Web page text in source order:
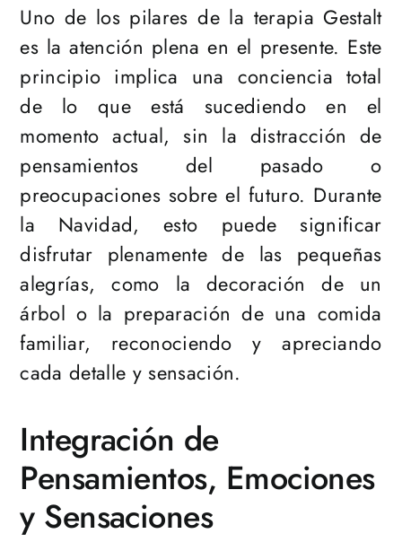
Uno de los pilares de la terapia Gestalt
es la atención plena en el presente. Este
principio implica una conciencia total
de lo que está sucediendo en el
momento actual, sin la distracción de
pensamientos del pasado o
preocupaciones sobre el futuro. Durante
la Navidad, esto puede significar
disfrutar plenamente de las pequeñas
alegrías, como la decoración de un
árbol o la preparación de una comida
familiar, reconociendo y apreciando
cada detalle y sensación.
Integración de
Pensamientos, Emociones
y Sensaciones